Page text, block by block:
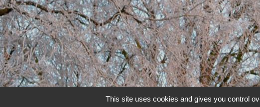
This site uses cookies and gives you control